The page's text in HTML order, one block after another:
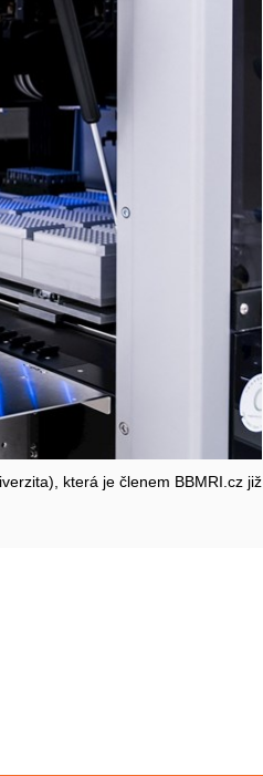
která je členem BBMRI.cz již